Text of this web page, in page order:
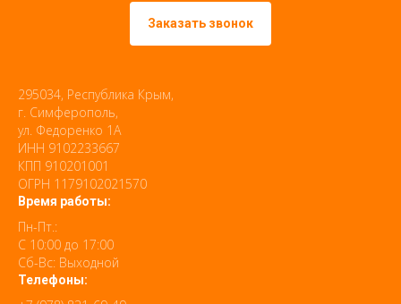
Заказать звонок
295034, Республика Крым,
г. Симферополь,
ул. Федоренко 1А
ИНН 9102233667
КПП 910201001
ОГРН 1179102021570
Время работы:
Пн-Пт.:
С 10:00 до 17:00
Сб-Вс: Выходной
Телефоны: